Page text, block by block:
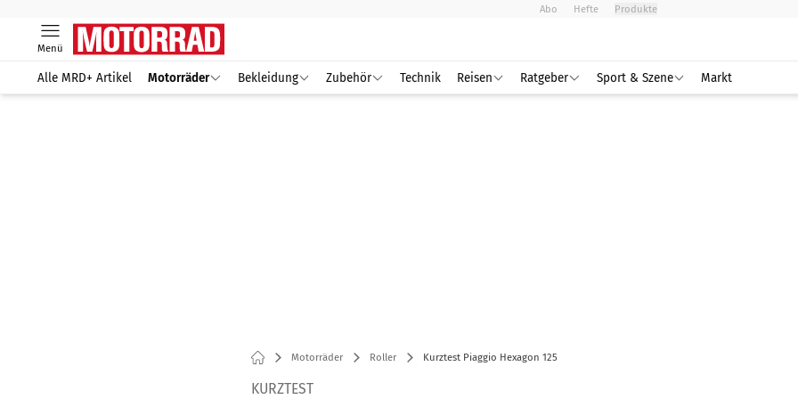
Abo Hefte Produkte
Menü
Alle MRD+ Artikel Motorräder Bekleidung Zubehör Technik Reisen Ratgeber Sport & Szene Markt
Motorräder Roller Kurztest Piaggio Hexagon 125
KURZTEST